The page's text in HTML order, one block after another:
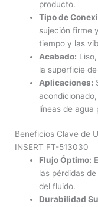
producto.
Tipo de
sujeción firme
tiempo y las
Acabado:
la superficie
Aplicaciones:
líneas de agua
Beneficios Clave de
INSERT FT-513030
Flujo Óptimo:
las pérdidas
del fluido.
Durabilidad